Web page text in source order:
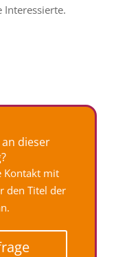
Interessierte.
dieser
Kontakt mit
den Titel der